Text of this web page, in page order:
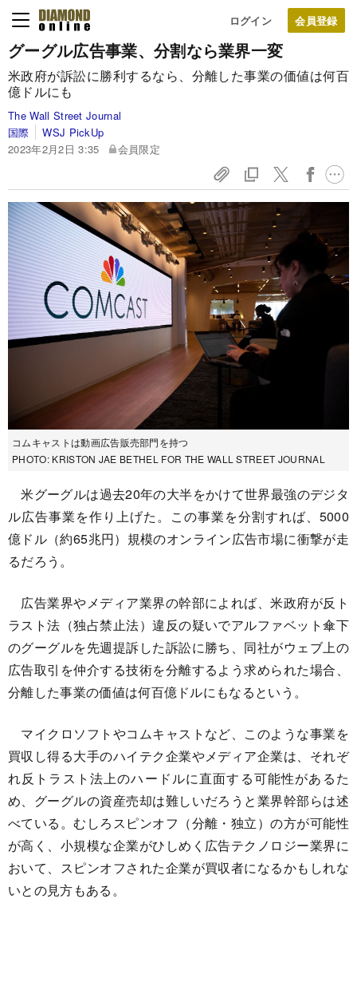
ログイン
グーグル広告事業、分割なら業界一変
米政府が訴訟に勝利するなら、分離した事業の価値は何百
億ドルにも
The Wall Street Journal
国際
WSJ PickUp
2023年2月2日 3:35
会員限定
コムキャストは動画広告販売部門を持つ
PHOTO: KRISTON JAE BETHEL FOR THE WALL STREET JOURNAL
米グーグルは過去20年の大半をかけて世界最強のデジタ
ル広告事業を作り上げた。この事業を分割すれば、5000
億ドル（約65兆円）規模のオンライン広告市場に衝撃が走
るだろう。
広告業界やメディア業界の幹部によれば、米政府が反ト
ラスト法（独占禁止法）違反の疑いでアルファベット傘下
のグーグルを先週提訴した訴訟に勝ち、同社がウェブ上の
広告取引を仲介する技術を分離するよう求められた場合、
分離した事業の価値は何百億ドルにもなるという。
マイクロソフトやコムキャストなど、このような事業を
買収し得る大手のハイテク企業やメディア企業は、それぞ
れ反トラスト法上のハードルに直面する可能性があるた
め、グーグルの資産売却は難しいだろうと業界幹部らは述
べている。むしろスピンオフ（分離・独立）の方が可能性
が高く、小規模な企業がひしめく広告テクノロジー業界に
おいて、スピンオフされた企業が買収者になるかもしれな
いとの見方もある。